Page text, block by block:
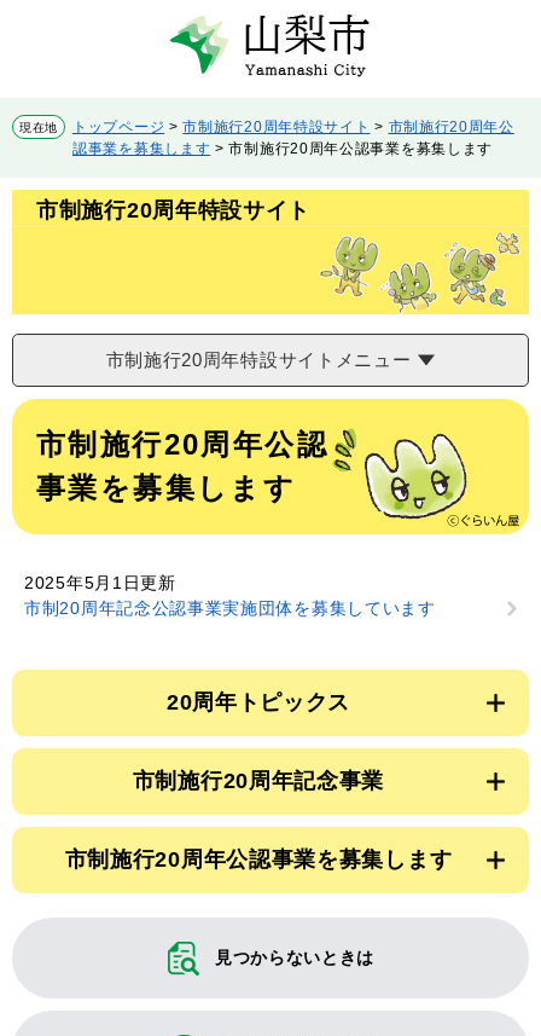
先
頭
す。
を
飛
し
現在地 トップページ >市制施行20周年特設サイト > 市制施行20周年公
認事業を募集します >市制施行20周年公認事業を募集します
市制施行20周年特設サイト
市制施行20周年特設サイトメニュー
本
市制施行20周年公認
事業を募集します
2025年5月1日更新
市制20周年記念公認事業実施団体を募集しています
20周年トピックス
市制施行20周年記念事業
市制施行20周年公認事業を募集します
見つからないときは